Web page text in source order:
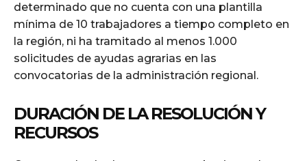
determinado que no cuenta con una plantilla
mínima de 10 trabajadores a tiempo completo en
la región, ni ha tramitado al menos 1.000
solicitudes de ayudas agrarias en las
convocatorias de la administración regional.
DURACIÓN DE LA RESOLUCIÓN Y
RECURSOS